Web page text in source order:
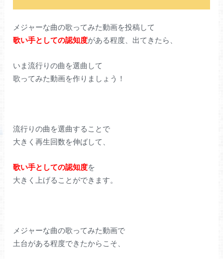
メジャーな曲の歌ってみた動画を投稿して
歌い手としての認知度がある程度、出てきたら、
いま流行りの曲を選曲して
歌ってみた動画を作りましょう！
流行りの曲を選曲することで
大きく再生回数を伸ばして、
歌い手としての認知度を
大きく上げることができます。
メジャーな曲の歌ってみた動画で
土台がある程度できたからこそ、